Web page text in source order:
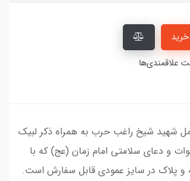
شهید شیخ راغب حرب به همراه ذکر لبیک
و دعای سلامتی امام زمان (عج) که با
پلاک در سایز عمودی قابل سفارش است.